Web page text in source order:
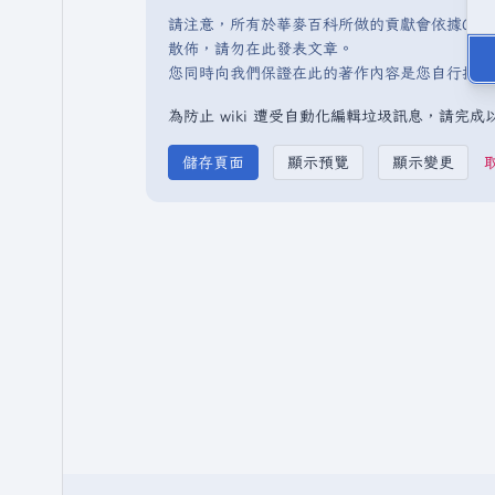
請注意，所有於華麥百科所做的貢獻會依據
散佈，請勿在此發表文章。
您同時向我們保證在此的著作內容是您自行撰
為防止 wiki 遭受自動化編輯垃圾訊息，請完成